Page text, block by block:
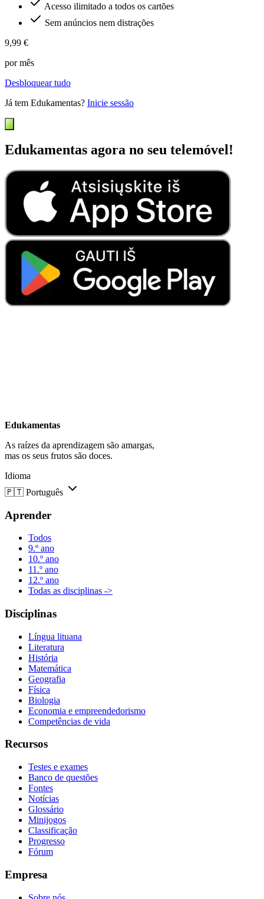
Acesso ilimitado a todos os cartões
Sem anúncios nem distrações
9,99 €
por mês
Desbloquear tudo
Já tem Edukamentas? Inicie sessão
Edukamentas agora no seu telemóvel!
Edukamentas
As raízes da aprendizagem são amargas,
mas os seus frutos são doces.
Idioma
🇵🇹 Português
Aprender
Todos
9.º ano
10.º ano
11.º ano
12.º ano
Todas as disciplinas ->
Disciplinas
Língua lituana
Literatura
História
Matemática
Geografia
Física
Biologia
Economia e empreendedorismo
Competências de vida
Recursos
Testes e exames
Banco de questões
Fontes
Notícias
Glossário
Minijogos
Classificação
Progresso
Fórum
Empresa